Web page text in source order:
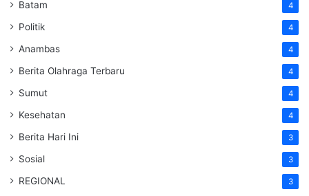
Batam 4
Politik 4
Anambas 4
Berita Olahraga Terbaru 4
Sumut 4
Kesehatan 4
Berita Hari Ini 3
Sosial 3
REGIONAL 3